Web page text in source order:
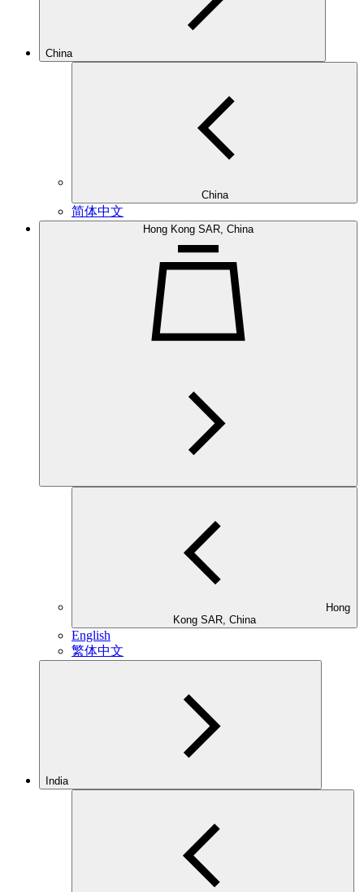
China
China
简体中文
Hong Kong SAR, China
Kong SAR, China
English
繁体中文
India